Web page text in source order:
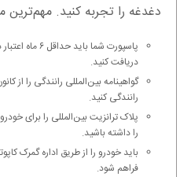
دغدغه را تجربه کنید. مهم‌ترین
پاسپورت شما
دریافت کنید.
گواهینامه بین‌المللی رانندگی را از
رانندگی کنید.
پلاک ترانزیت بین‌المللی را برای
را داشته باشید.
باید خودرو را از طریق اداره گمرک
فراهم شود.